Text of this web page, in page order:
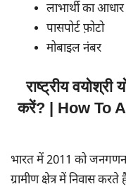
लाभार्थी का आधार
पासपोर्ट फ़ोटो
मोबाइल नंबर
राष्ट्रीय
करें? | How To
भारत में 2011 को
ग्रामीण क्षेत्र में निवास